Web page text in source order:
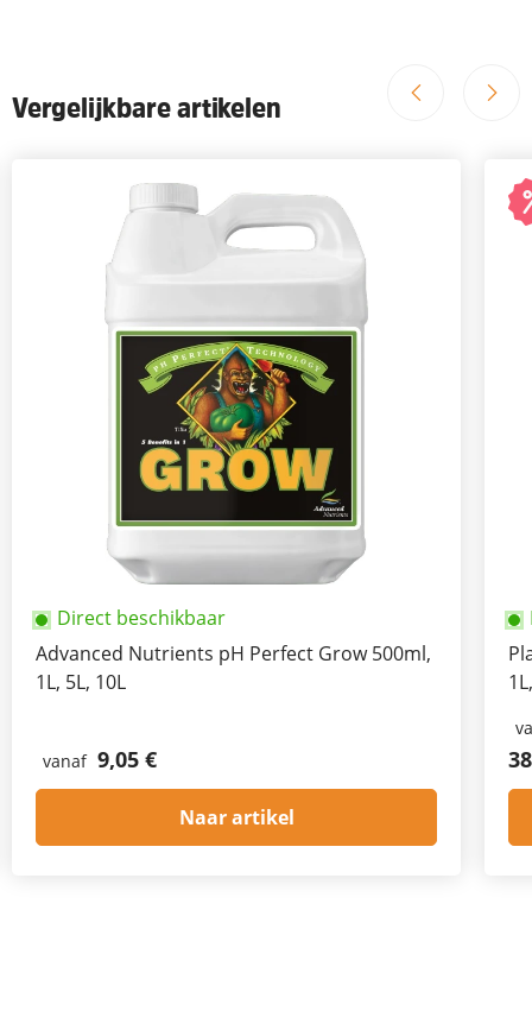
Vergelijkbare artikelen
Direct beschikbaar
Advanced Nutrients pH Perfect Grow 500ml,
1L, 5L, 10L
vanaf 9,05 €
Naar artikel